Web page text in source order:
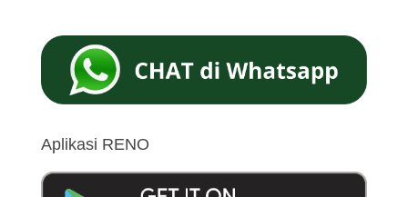
Aplikasi RENO